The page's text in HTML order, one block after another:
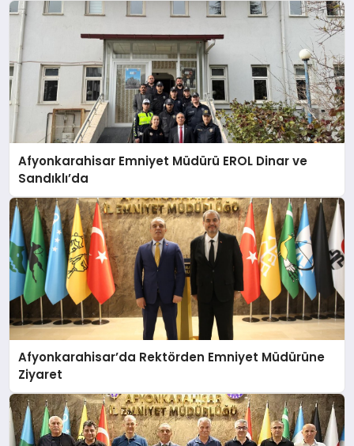
Afyonkarahisar Emniyet Müdürü EROL Dinar ve
Sandıklı’da
Afyonkarahisar’da Rektörden Emniyet Müdürüne
Ziyaret